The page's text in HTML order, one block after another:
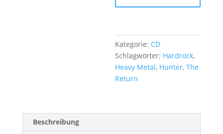
Kategorie: CD
Schlagwörter: Hardrock,
Heavy Metal, Hunter,The
Return
Beschreibung